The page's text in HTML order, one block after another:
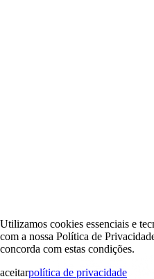
Utilizamos cookies essenciais e
com a nossa Política de
concorda com estas condições.
aceitarpolítica de privacidade